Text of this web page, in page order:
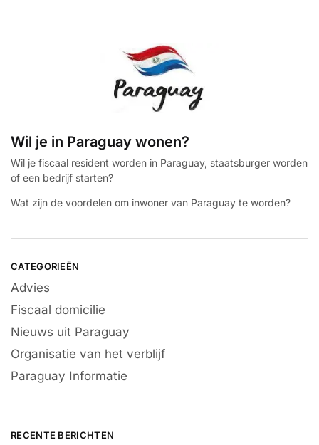
Wil je in Paraguay wonen?
Wil je fiscaal resident worden in Paraguay, staatsburger worden
of een bedrijf starten?
Wat zijn de voordelen om inwoner van Paraguay te worden?
CATEGORIEËN
Advies
Fiscaal domicilie
Nieuws uit Paraguay
Organisatie van het verblijf
Paraguay Informatie
RECENTE BERICHTEN